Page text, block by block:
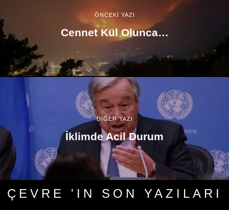
ÖNCEKİ YAZI
Cennet Kül Olunca…
DİĞER YAZI
İklimde Acil Durum
ÇEVRE 'IN SON YAZILARI